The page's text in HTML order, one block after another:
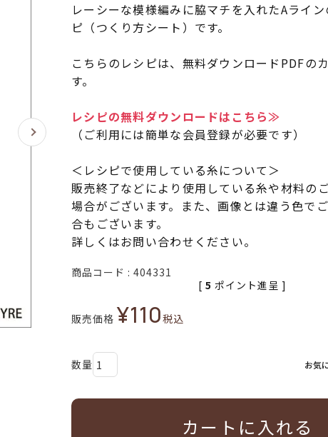
レーシーな模様編みに脇マチを入れたAライ
ピ（つくり方シート）です。
こちらのレシピは、無料ダウンロードPDFの
す。
レシピの無料ダウンロードはこちら≫
（ご利用には簡単な会員登録が必要です）
＜レシピで使用している糸について＞
販売終了などにより使用している糸や材料の
場合がございます。また、画像とは違う色で
合もございます。
詳しくはお問い合わせください。
商品コード 404331
販売価格 ¥110税込
[ 5 ポイント進呈 ]
お気
カートに入れる